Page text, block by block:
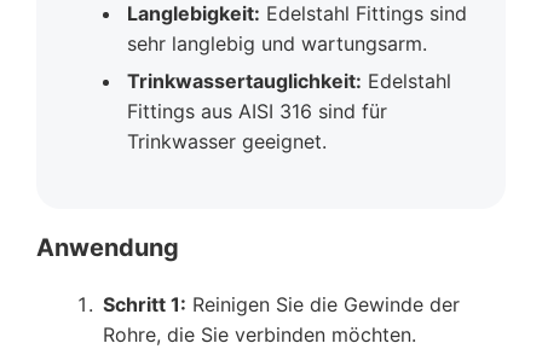
Langlebigkeit: Edelstahl Fittings sind
sehr langlebig und wartungsarm.
Trinkwassertauglichkeit: Edelstahl
Fittings aus AISI 316 sind für
Trinkwasser geeignet.
Anwendung
Schritt 1: Reinigen Sie die Gewinde der
Rohre, die Sie verbinden möchten.